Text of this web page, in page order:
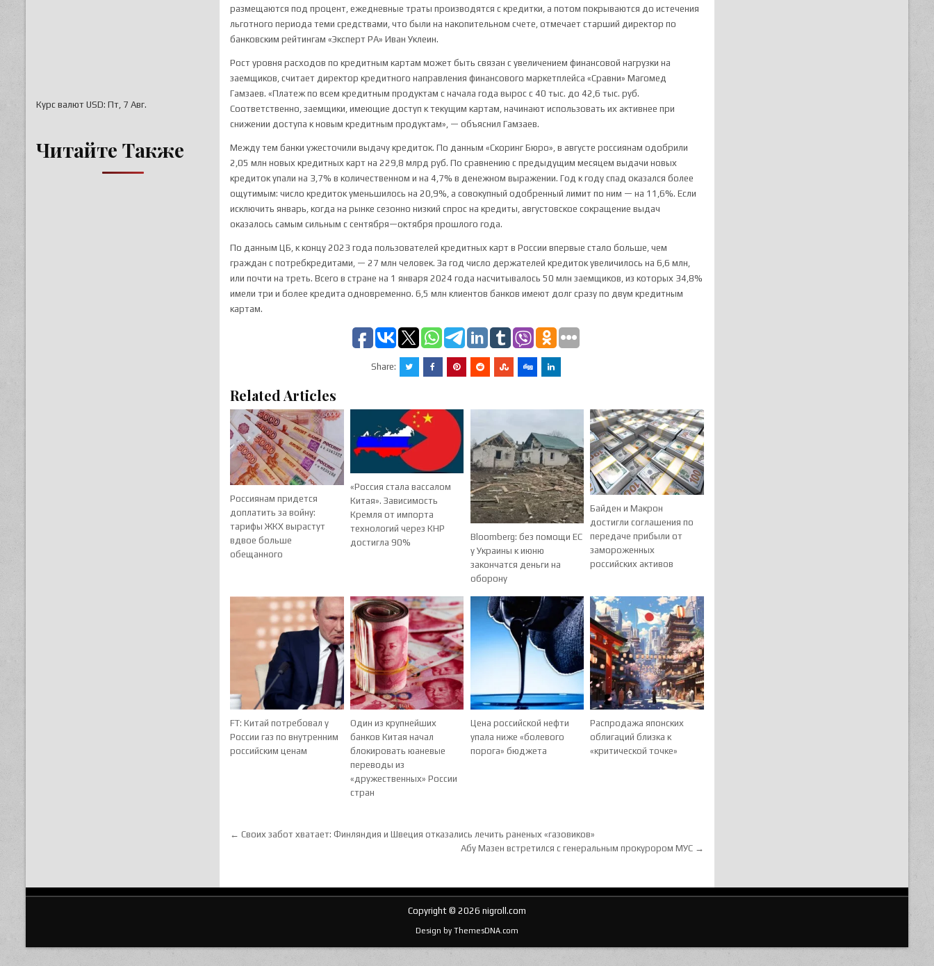
размещаются под процент, ежедневные траты производятся с кредитки, а потом покрываются до истечения
льготного периода теми средствами, что были на накопительном счете, отмечает старший директор по
банковским рейтингам «Эксперт РА» Иван Уклеин.
Рост уровня расходов по кредитным картам может быть связан с увеличением финансовой нагрузки на
заемщиков, считает директор кредитного направления финансового маркетплейса «Сравни» Магомед
Гамзаев. «Платеж по всем кредитным продуктам с начала года вырос с 40 тыс. до 42,6 тыс. руб.
Соответственно, заемщики, имеющие доступ к текущим картам, начинают использовать их активнее при
снижении доступа к новым кредитным продуктам», — объяснил Гамзаев.
Между тем банки ужесточили выдачу кредиток. По данным «Скоринг Бюро», в августе россиянам одобрили
2,05 млн новых кредитных карт на 229,8 млрд руб. По сравнению с предыдущим месяцем выдачи новых
кредиток упали на 3,7% в количественном и на 4,7% в денежном выражении. Год к году спад оказался более
ощутимым: число кредиток уменьшилось на 20,9%, а совокупный одобренный лимит по ним — на 11,6%. Если
исключить январь, когда на рынке сезонно низкий спрос на кредиты, августовское сокращение выдач
оказалось самым сильным с сентября—октября прошлого года.
По данным ЦБ, к концу 2023 года пользователей кредитных карт в России впервые стало больше, чем
граждан с потребкредитами, — 27 млн человек. За год число держателей кредиток увеличилось на 6,6 млн,
или почти на треть. Всего в стране на 1 января 2024 года насчитывалось 50 млн заемщиков, из которых 34,8%
имели три и более кредита одновременно. 6,5 млн клиентов банков имеют долг сразу по двум кредитным
картам.
Share:
Related Articles
Россиянам придется
доплатить за войну:
тарифы ЖКХ вырастут
вдвое больше
обещанного
«Россия стала вассалом
Китая». Зависимость
Кремля от импорта
технологий через КНР
достигла 90%
Bloomberg: без помощи ЕС
у Украины к июню
закончатся деньги на
оборону
Байден и Макрон
достигли соглашения по
передаче прибыли от
замороженных
российских активов
FT: Китай потребовал у
России газ по внутренним
российским ценам
Один из крупнейших
банков Китая начал
блокировать юаневые
переводы из
«дружественных» России
стран
Цена российской нефти
упала ниже «болевого
порога» бюджета
Распродажа японских
облигаций близка к
«критической точке»
Навигация по записям
← Своих забот хватает: Финляндия и Швеция отказались лечить раненых «газовиков»
Абу Мазен встретился с генеральным прокурором МУС →
Курс валют USD: Пт, 7 Авг.
Читайте Также
Copyright © 2026 nigroll.com
Design by ThemesDNA.com